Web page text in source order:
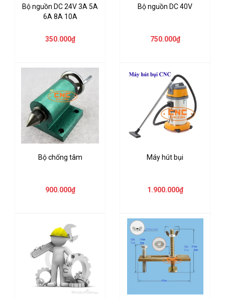
Bộ nguồn DC 24V 3A 5A
6A 8A 10A
350.000₫
Bộ nguồn DC 40V
750.000₫
Bộ chống tâm
900.000₫
Máy hút bụi
1.900.000₫